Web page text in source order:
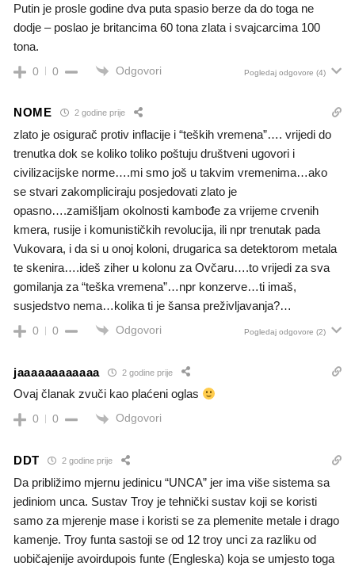
Putin je prosle godine dva puta spasio berze da do toga ne
dodje – poslao je britancima 60 tona zlata i svajcarcima 100
tona.
0 0 Odgovori Pogledaj odgovore (4)
NOME 2 godine prije
zlato je osigurač protiv inflacije i “teških vremena”…. vrijedi do
trenutka dok se koliko toliko poštuju društveni ugovori i
civilizacijske norme….mi smo još u takvim vremenima…ako
se stvari zakompliciraju posjedovati zlato je
opasno….zamišljam okolnosti kambođe za vrijeme crvenih
kmera, rusije i komunističkih revolucija, ili npr trenutak pada
Vukovara, i da si u onoj koloni, drugarica sa detektorom metala
te skenira….ideš ziher u kolonu za Ovčaru….to vrijedi za sva
gomilanja za “teška vremena”…npr konzerve…ti imaš,
susjedstvo nema…kolika ti je šansa preživljavanja?…
0 0 Odgovori Pogledaj odgovore (2)
jaaaaaaaaaaaa 2 godine prije
Ovaj članak zvuči kao plaćeni oglas
0 0 Odgovori
DDT 2 godine prije
Da približimo mjernu jedinicu “UNCA” jer ima više sistema sa
jediniom unca. Sustav Troy je tehnički sustav koji se koristi
samo za mjerenje mase i koristi se za plemenite metale i drago
kamenje. Troy funta sastoji se od 12 troy unci za razliku od
uobičajenije avoirdupois funte (Engleska) koja se umjesto toga